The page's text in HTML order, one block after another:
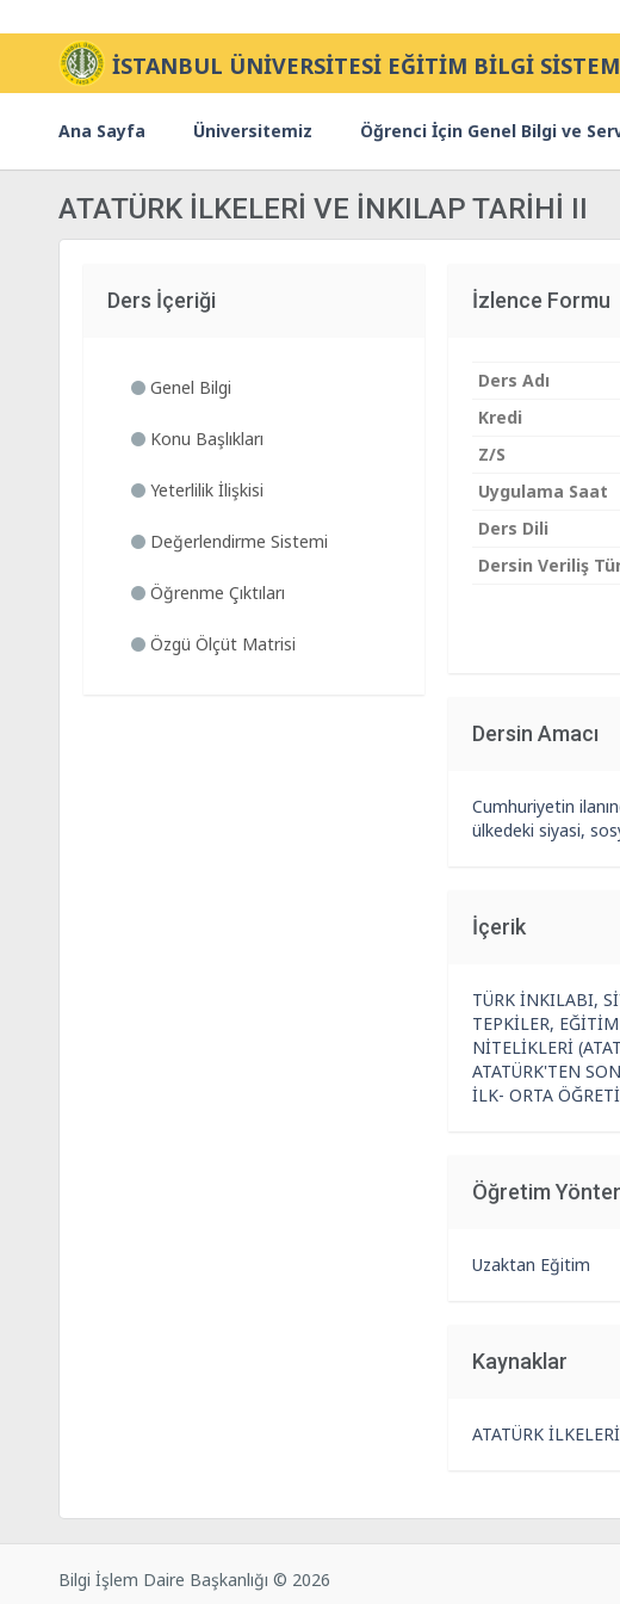
İSTANBUL ÜNİVERSİTESİ EĞİTİM BİLGİ
Ana Sayfa Üniversitemiz Öğrenci İçin Genel Bilgi ve
ATATÜRK İLKELERİ VE İNKILAP TARİHİ II
Ders İçeriği
Genel Bilgi
Konu Başlıkları
Yeterlilik İlişkisi
Değerlendirme Sistemi
Öğrenme Çıktıları
Özgü Ölçüt Matrisi
İzlence Formu
Ders Adı
Kredi
Z/S
Uygulama Saat
Ders Dili
Dersin Veriliş
Dersin Amacı
Cumhuriyetin
ülkedeki siyasi,
İçerik
TÜRK İNKILABI,
TEPKİLER,
NİTELİKLERİ
ATATÜRK'TEN
İLK- ORTA
Öğretim
Uzaktan Eğitim
Kaynaklar
ATATÜRK
Bilgi İşlem Daire Başkanlığı © 2026